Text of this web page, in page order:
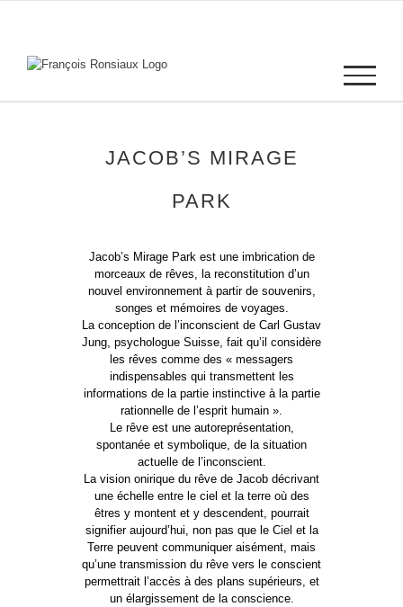
JACOB’S MIRAGE
PARK
Jacob’s Mirage Park est une imbrication de
morceaux de rêves, la reconstitution d’un
nouvel environnement à partir de souvenirs,
songes et mémoires de voyages.
La conception de l’inconscient de Carl Gustav
Jung, psychologue Suisse, fait qu’il considère
les rêves comme des « messagers
indispensables qui transmettent les
informations de la partie instinctive à la partie
rationnelle de l’esprit humain ».
Le rêve est une autoreprésentation,
spontanée et symbolique, de la situation
actuelle de l’inconscient.
La vision onirique du rêve de Jacob décrivant
une échelle entre le ciel et la terre où des
êtres y montent et y descendent, pourrait
signifier aujourd’hui, non pas que le Ciel et la
Terre peuvent communiquer aisément, mais
qu’une transmission du rêve vers le conscient
permettrait l’accès à des plans supérieurs, et
un élargissement de la conscience.